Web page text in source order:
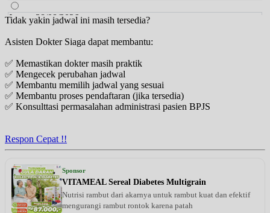
Jumat, 28/08/2026
Jam 10:00 - 11:25
UMUM
Senin, 31/08/2026
Jam 13:30 - 14:55
UMUM
Jumat, 04/09/2026
Tidak yakin jadwal ini masih tersedia?
Asisten Dokter Siaga dapat membantu:
✅ Memastikan dokter masih praktik
✅ Mengecek perubahan jadwal
✅ Membantu memilih jadwal yang sesuai
✅ Membantu proses pendaftaran (jika tersedia)
✅ Konsulttasi permasalahan administrasi pasien BPJS
Respon Cepat !!
Sponsor
VITAMEAL Sereal Diabetes Multigrain
Nutrisi rambut dari akarnya untuk rambut kuat dan efektif
mengurangi rambut rontok karena patah